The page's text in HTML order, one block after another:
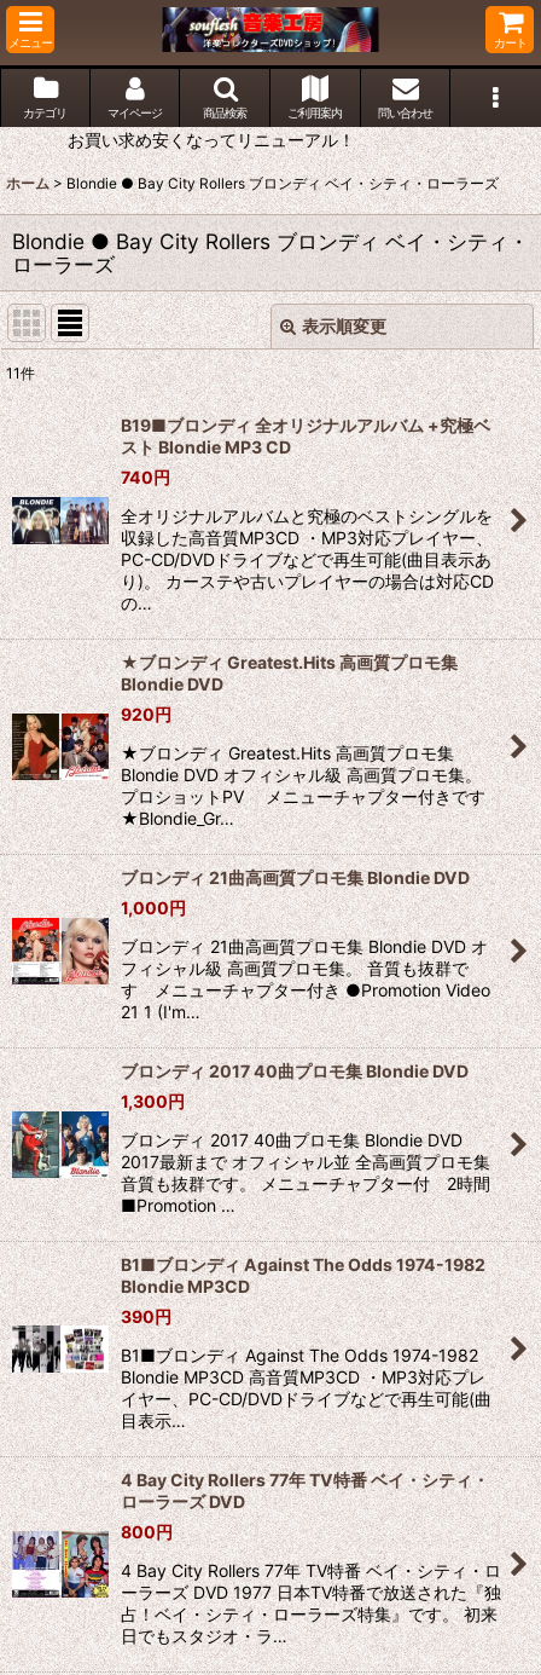
メニュー カート
カテゴリ マイページ 商品検索 ご利用案内 問い合わせ
お買い求め安くなってリニューアル！
ホーム > Blondie ● Bay City Rollers ブロンディ ベイ・シティ・ローラーズ
Blondie ● Bay City Rollers ブロンディ ベイ・シティ・
ローラーズ
表示順変更
サブカテゴリ:
表示数:
並び順:
絞り込む
閉じる
11件
B19■ブロンディ 全オリジナルアルバム +究極ベ
スト Blondie MP3 CD
740円
全オリジナルアルバムと究極のベストシングルを
収録した高音質MP3CD ・MP3対応プレイヤー、
PC-CD/DVDドライブなどで再生可能(曲目表示あ
り)。 カーステや古いプレイヤーの場合は対応CD
の…
★ブロンディ Greatest.Hits 高画質プロモ集
Blondie DVD
920円
★ブロンディ Greatest.Hits 高画質プロモ集
Blondie DVD オフィシャル級 高画質プロモ集。
プロショットPV メニューチャプター付きです
★Blondie_Gr…
ブロンディ 21曲高画質プロモ集 Blondie DVD
1,000円
ブロンディ 21曲高画質プロモ集 Blondie DVD オ
フィシャル級 高画質プロモ集。 音質も抜群で
す メニューチャプター付き ●Promotion Video
21 1 (I'm…
ブロンディ 2017 40曲プロモ集 Blondie DVD
1,300円
ブロンディ 2017 40曲プロモ集 Blondie DVD
2017最新まで オフィシャル並 全高画質プロモ集
音質も抜群です。 メニューチャプター付 2時間
■Promotion …
B1■ブロンディ Against The Odds 1974-1982
Blondie MP3CD
390円
B1■ブロンディ Against The Odds 1974-1982
Blondie MP3CD 高音質MP3CD ・MP3対応プレ
イヤー、PC-CD/DVDドライブなどで再生可能(曲
目表示…
4 Bay City Rollers 77年 TV特番 ベイ・シティ・
ローラーズ DVD
800円
4 Bay City Rollers 77年 TV特番 ベイ・シティ・ロ
ーラーズ DVD 1977 日本TV特番で放送された『独
占！ベイ・シティ・ローラーズ特集』です。 初来
日でもスタジオ・ラ…